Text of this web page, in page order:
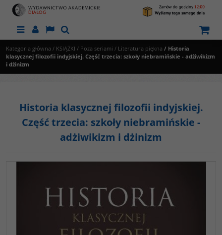
MenuPanelLangSzukaj
Kategoria główna / KSIĄŻKI / Poza seriami / Literatura piękna / Historia
klasycznej filozofii indyjskiej. Część trzecia: szkoły niebramińskie - adżiwikizm
i dżinizm
Historia klasycznej filozofii indyjskiej.
Część trzecia: szkoły niebramińskie -
adżiwikizm i dżinizm